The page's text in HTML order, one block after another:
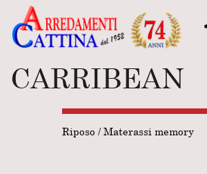
CARRIBEAN
Riposo / Materassi memory